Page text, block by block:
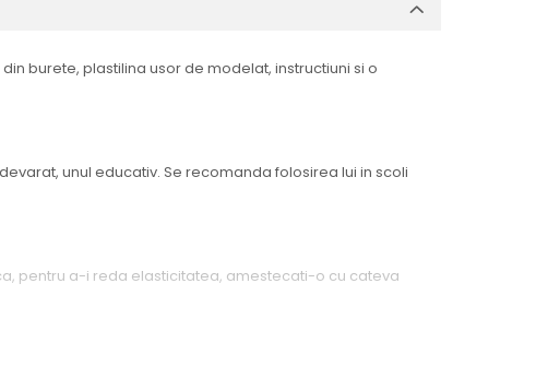
burete, plastilina usor de modelat, instructiuni si o
unul educativ. Se recomanda folosirea lui in scoli
pentru a-i reda elasticitatea, amestecati-o cu cateva
substanțe nocive. Certificat in Uniunea Europeana.